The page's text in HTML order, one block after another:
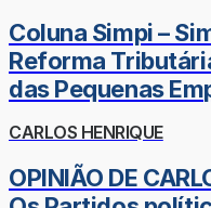
Coluna Simpi –
Reforma
das Pequenas
CARLOS HENRIQUE
OPINIÃO DE